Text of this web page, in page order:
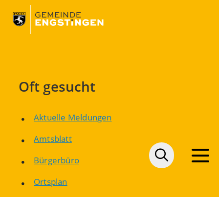
Oft gesucht
Aktuelle Meldungen
Amtsblatt
Bürgerbüro
Ortsplan